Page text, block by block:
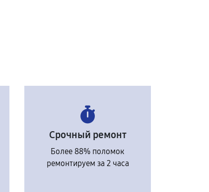
Срочный ремонт
Более 88% поломок
ремонтируем за 2 часа